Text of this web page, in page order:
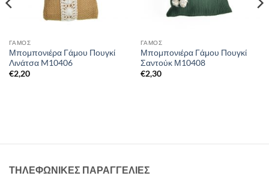
ΓΑΜΟΣ
Μπομπονιέρα Γάμου Πουγκί
Λινάτσα M10406
€2,20
ΓΑΜΟΣ
Μπομπονιέρα Γάμου Πουγκί
Σαντούκ Μ10408
€2,30
ΤΗΛΕΦΩΝΙΚΕΣ ΠΑΡΑΓΓΕΛΙΕΣ